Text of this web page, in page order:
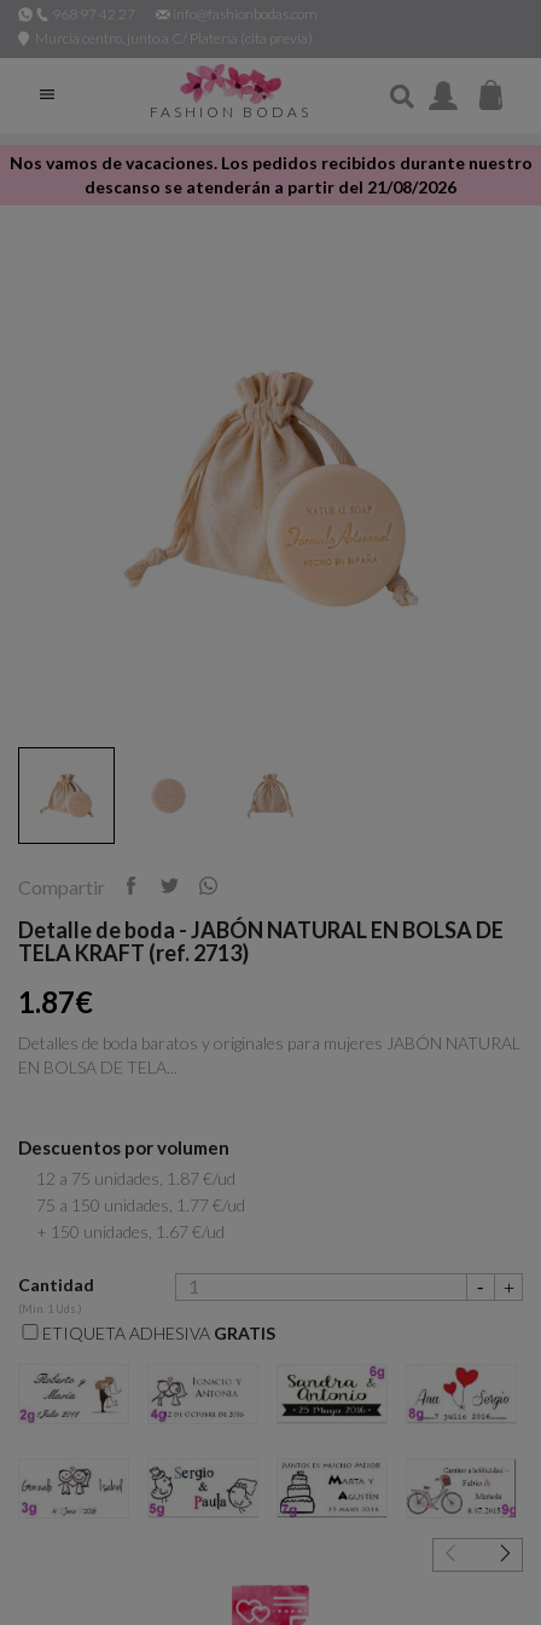
968 97 42 27
info@fashionbodas.com
Murcia centro, junto a C/ Platería (cita previa)

FASHION BODAS
Nos vamos de vacaciones. Los pedidos recibidos durante nuestro
descanso se atenderán a partir del 21/08/2026
Compartir
Detalle de boda - JABÓN NATURAL EN BOLSA DE
TELA KRAFT (ref. 2713)
1.87€
Detalles de boda baratos y originales para mujeres JABÓN NATURAL
EN BOLSA DE TELA...
Descuentos por volumen
12 a 75 unidades, 1.87 €/ud
75 a 150 unidades, 1.77 €/ud
+ 150 unidades, 1.67 €/ud
Cantidad
(Min. 1 Uds.)
ETIQUETA ADHESIVA GRATIS